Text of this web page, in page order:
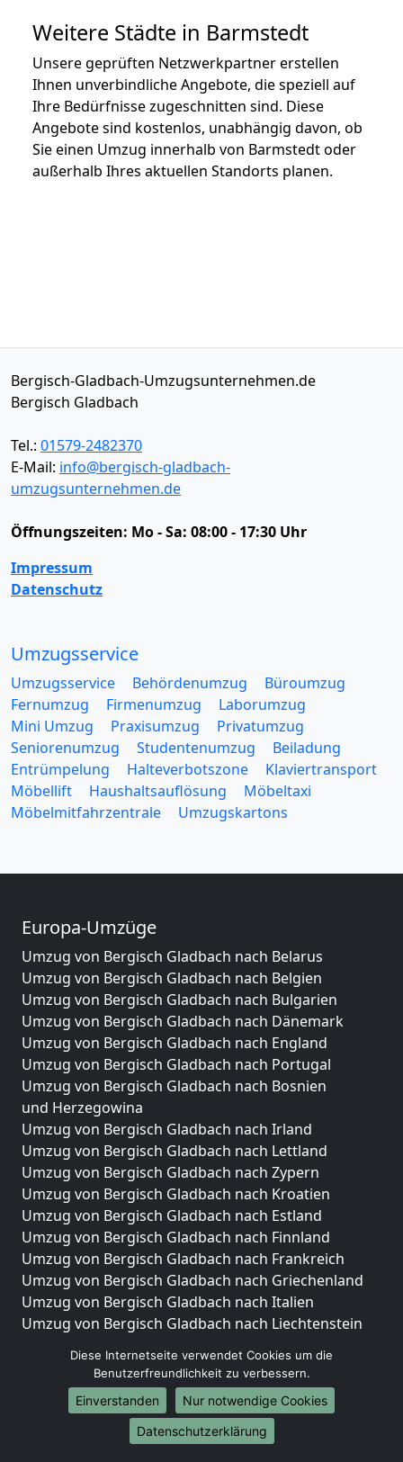
Weitere Städte in Barmstedt
Unsere geprüften Netzwerkpartner erstellen
Ihnen unverbindliche Angebote, die speziell auf
Ihre Bedürfnisse zugeschnitten sind. Diese
Angebote sind kostenlos, unabhängig davon, ob
Sie einen Umzug innerhalb von Barmstedt oder
außerhalb Ihres aktuellen Standorts planen.
Bergisch-Gladbach-Umzugsunternehmen.de
Bergisch Gladbach
Tel.: 01579-2482370
E-Mail: info@bergisch-gladbach-
umzugsunternehmen.de
Öffnungszeiten: Mo - Sa: 08:00 - 17:30 Uhr
Impressum
Datenschutz
Umzugsservice
Umzugsservice Behördenumzug
Büroumzug
Fernumzug
Firmenumzug
Laborumzug
Mini Umzug
Praxisumzug
Privatumzug
Seniorenumzug
Studentenumzug
Beiladung
Entrümpelung
Halteverbotszone
Klaviertransport
Möbellift
Haushaltsauflösung
Möbeltaxi
Möbelmitfahrzentrale
Umzugskartons
Europa-Umzüge
Umzug von Bergisch Gladbach nach Belarus
Umzug von Bergisch Gladbach nach Belgien
Umzug von Bergisch Gladbach nach Bulgarien
Umzug von Bergisch Gladbach nach Dänemark
Umzug von Bergisch Gladbach nach England
Umzug von Bergisch Gladbach nach Portugal
Umzug von Bergisch Gladbach nach Bosnien
und Herzegowina
Umzug von Bergisch Gladbach nach Irland
Umzug von Bergisch Gladbach nach Lettland
Umzug von Bergisch Gladbach nach Zypern
Umzug von Bergisch Gladbach nach Kroatien
Umzug von Bergisch Gladbach nach Estland
Umzug von Bergisch Gladbach nach Finnland
Umzug von Bergisch Gladbach nach Frankreich
Umzug von Bergisch Gladbach nach Griechenland
Umzug von Bergisch Gladbach nach Italien
Umzug von Bergisch Gladbach nach Liechtenstein
Umzug von Bergisch Gladbach nach Niederlande
Umzug von Bergisch Gladbach nach Norwegen
Umzüge-Deutschlandweit
Diese Internetseite verwendet Cookies um die
Benutzerfreundlichkeit zu verbessern.
Einverstanden
Nur notwendige Cookies
Datenschutzerklärung